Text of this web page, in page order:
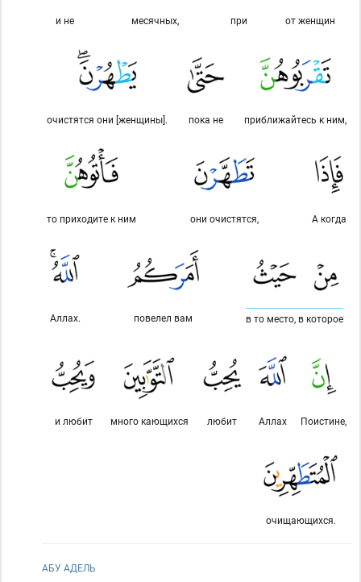
от женщин
при
месячных,
и не
приближайтесь к ним,
пока не
очистятся они [женщины].
А когда
они очистятся,
то приходите к ним
в то место, в которое
повелел вам
Аллах.
Поистине,
Аллах
любит
много кающихся
и любит
очищающихся.
АБУ АДЕЛЬ